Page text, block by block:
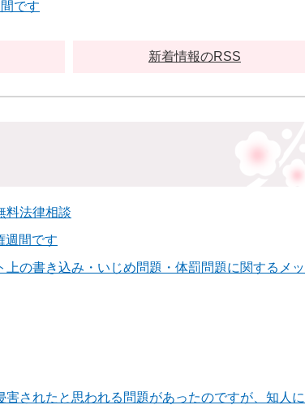
です
新着情報のRSS
料法律相談
週間です
上の書き込み・いじめ問題・体罰問題に関するメッ
害されたと思われる問題があったのですが、知人に